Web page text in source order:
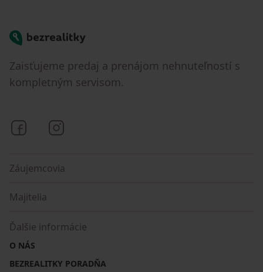
Bezrealitky
Zaisťujeme predaj a prenájom nehnuteľností s
kompletným servisom.
Bezrealitky na Facebooku
Záujemcovia
Majitelia
Ďalšie informácie
O NÁS
BEZREALITKY PORADŇA